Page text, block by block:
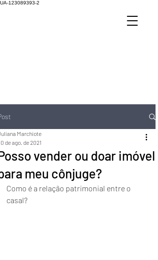
UA-123089393-2
vender ou doar imóvel
meu cônjuge?
Marchiote
de ago. de 2021
Como é a relação patrimonial entre o
casal?